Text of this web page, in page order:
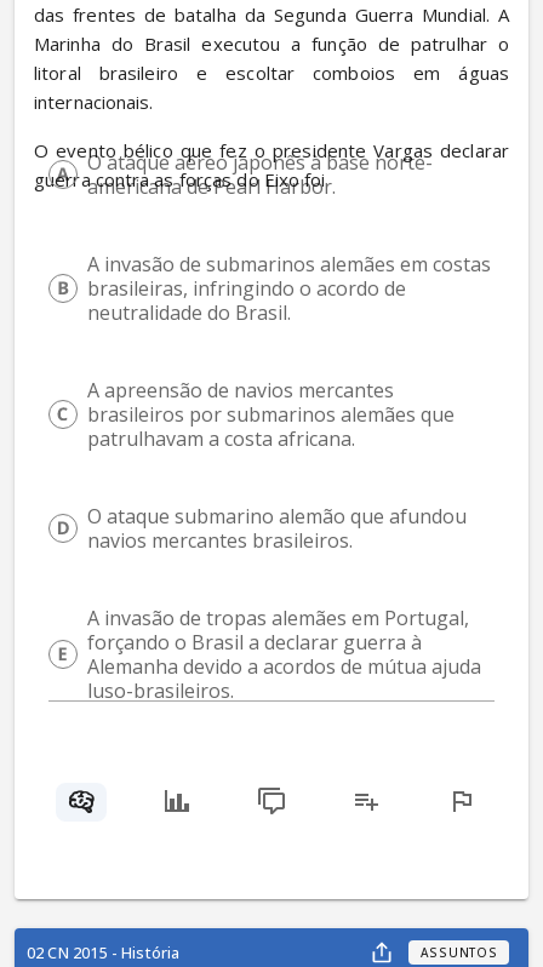
das frentes de batalha da Segunda Guerra Mundial. A
Marinha do Brasil executou a função de patrulhar o
litoral brasileiro e escoltar comboios em águas
internacionais.
O evento bélico que fez o presidente Vargas declarar
guerra contra as forças do Eixo foi
O ataque aéreo japonês à base norte-
americana de Pearl Harbor.
A invasão de submarinos alemães em costas
brasileiras, infringindo o acordo de
neutralidade do Brasil.
A apreensão de navios mercantes
brasileiros por submarinos alemães que
patrulhavam a costa africana.
O ataque submarino alemão que afundou
navios mercantes brasileiros.
A invasão de tropas alemães em Portugal,
forçando o Brasil a declarar guerra à
Alemanha devido a acordos de mútua ajuda
luso-brasileiros.
02 CN 2015 - História ASSUNTOS